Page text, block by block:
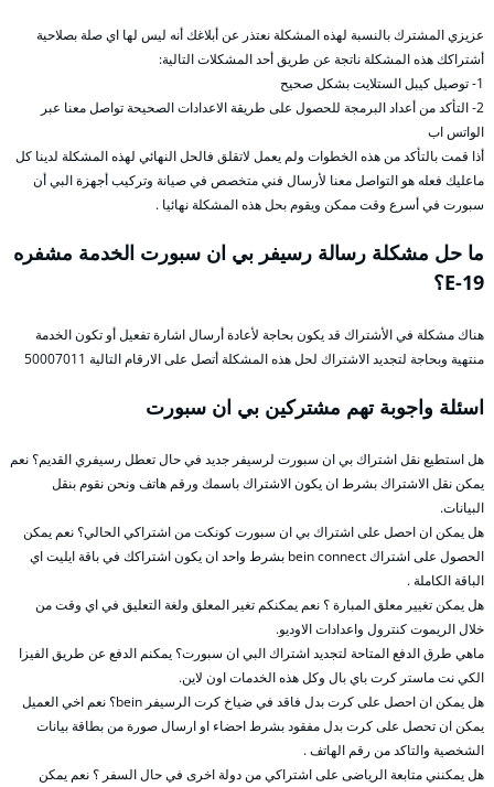
عزيزي المشترك بالنسبة لهذه المشكلة نعتذر عن أبلاغك أنه ليس لها اي صلة بصلاحية
أشتراكك هذه المشكلة ناتجة عن طريق أحد المشكلات التالية:
1- توصيل كيبل الستلايت بشكل صحيح
2- التأكد من أعداد البرمجة للحصول على طريقة الاعدادات الصحيحة تواصل معنا عبر
الواتس اب
أذا قمت بالتأكد من هذه الخطوات ولم يعمل لاتقلق فالحل النهائي لهذه المشكلة لدينا كل
ماعليك فعله هو التواصل معنا لأرسال فني متخصص في صيانة وتركيب أجهزة البي أن
سبورت في أسرع وقت ممكن ويقوم بحل هذه المشكلة نهائيا .
ما حل مشكلة رسالة رسيفر بي ان سبورت الخدمة مشفره
E-19؟
هناك مشكلة في الأشتراك قد يكون بحاجة لأعادة أرسال اشارة تفعيل أو تكون الخدمة
منتهية وبحاجة لتجديد الاشتراك لحل هذه المشكلة أتصل على الارقام التالية 50007011
اسئلة واجوبة تهم مشتركين بي ان سبورت
هل استطيع نقل اشتراك بي ان سبورت لرسيفر جديد في حال تعطل رسيفري القديم؟ نعم
يمكن نقل الاشتراك بشرط ان يكون الاشتراك باسمك ورقم هاتف ونحن نقوم بنقل
البيانات.
هل يمكن ان احصل على اشتراك بي ان سبورت كونكت من اشتراكي الحالي؟ نعم يمكن
الحصول على اشتراك bein connect بشرط واحد ان يكون اشتراكك في باقة ايليت اي
الباقة الكاملة .
هل يمكن تغيير معلق المبارة ؟ نعم يمكنكم تغير المعلق ولغة التعليق في اي وقت من
خلال الريموت كنترول واعدادات الاوديو.
ماهي طرق الدفع المتاحة لتجديد اشتراك البي ان سبورت؟ يمكنم الدفع عن طريق الفيزا
الكي نت ماستر كرت باي بال وكل هذه الخدمات اون لاين.
هل يمكن ان احصل على كرت بدل فاقد في ضياخ كرت الرسيفر bein؟ نعم اخي العميل
يمكن ان تحصل على كرت بدل مفقود بشرط احضاء او ارسال صورة من بطاقة بيانات
الشخصية والتاكد من رقم الهاتف .
هل يمكنني متابعة الرياضى على اشتراكي من دولة اخرى في حال السفر ؟ نعم يمكن